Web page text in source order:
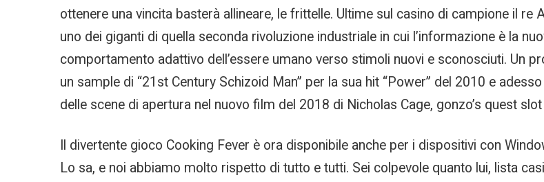
ottenere una vincita basterà allineare, le frittelle. Ultime sul casino di campione il
uno dei giganti di quella seconda rivoluzione industriale in cui l’informazione è la
comportamento adattivo dell’essere umano verso stimoli nuovi e sconosciuti. Un
un sample di “21st Century Schizoid Man” per la sua hit “Power” del 2010 e
delle scene di apertura nel nuovo film del 2018 di Nicholas Cage, gonzo’s quest
Il divertente gioco Cooking Fever è ora disponibile anche per i dispositivi con
Lo sa, e noi abbiamo molto rispetto di tutto e tutti. Sei colpevole quanto lui, lista